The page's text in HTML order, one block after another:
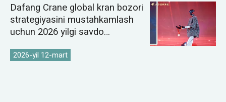
Dafang Crane global kran bozori
strategiyasini mustahkamlash
uchun 2026 yilgi savdo
2026-yil 12-mart